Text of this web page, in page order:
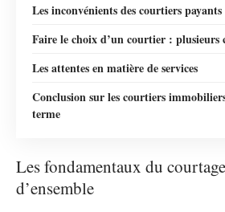
Les inconvénients des courtiers payants
Faire le choix d’un courtier : plusieurs
Les attentes en matière de services
Conclusion sur les courtiers
terme
Les fondamentaux du
d’ensemble